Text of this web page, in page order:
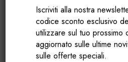
Iscriviti alla nostra
codice sconto esclusivo
utilizzare sul tuo prossimo
aggiornato sulle ultime
sulle offerte speciali.